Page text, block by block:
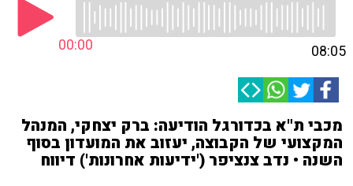
00:00 08:05
מכבי ת"א בכדורגל הודיעה: ברק יצחקי, המנהל
המקצועי של הקבוצה, יעזוב את המועדון בסוף
השנה • נדב צנציפר ('ידיעות אחרונות') דיווח